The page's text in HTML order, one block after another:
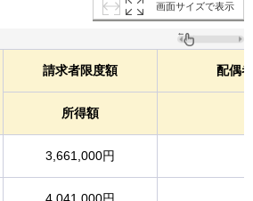
画面サイズで表示
請求者限度額 配偶
所得額
3,661,000円